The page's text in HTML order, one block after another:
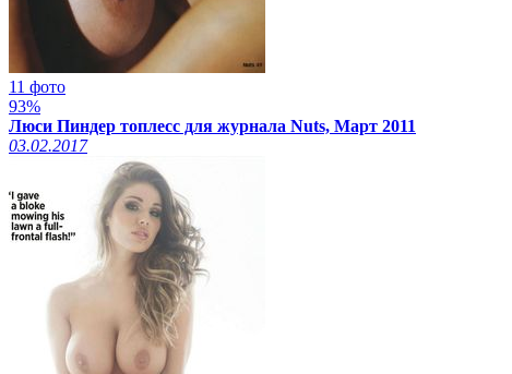
11 фото
93%
Люси Пиндер топлесс для журнала Nuts, Март 2011
03.02.2017